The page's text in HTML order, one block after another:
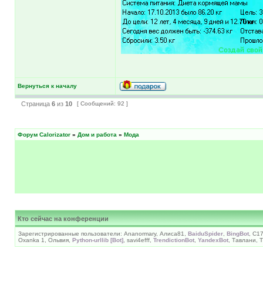
Вернуться к началу
Страница 6 из 10 [ Сообщений: 92 ]
Форум Calorizator » Дом и работа » Мода
Кто сейчас на конференции
Зарегистрированные пользователи: Ananormary, Алиса81, BaiduSpider BingBot ,
Oxanka 1, Ольвия, Python-urllib [Bot] , savi4efff, TrendictionBot YandexBot , Тавлани,